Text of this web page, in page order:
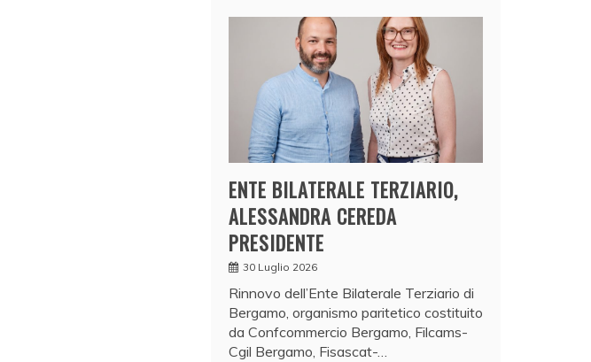
ENTE BILATERALE TERZIARIO,
ALESSANDRA CEREDA
PRESIDENTE
30 Luglio 2026
Rinnovo dell’Ente Bilaterale Terziario di
Bergamo, organismo paritetico costituito
da Confcommercio Bergamo, Filcams-
Cgil Bergamo, Fisascat-…